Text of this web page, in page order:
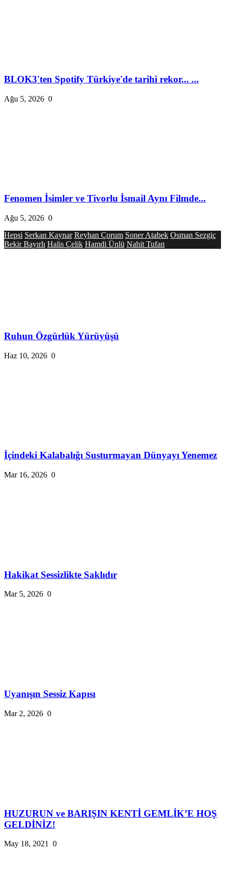
BLOK3'ten Spotify Türkiye'de tarihi rekor... ...
Ağu 5, 2026 0
Fenomen İsimler ve Tivorlu İsmail Aynı Filmde...
Ağu 5, 2026 0
Hepsi Serkan Kaynar Reyhan Çorum Soner Atabek Osman Sezgiç
Bekir Bayırlı Halis Çelik Hamdi Ünlü Nahit Tufan
Ruhun Özgürlük Yürüyüşü
Haz 10, 2026 0
İçindeki Kalabalığı Susturmayan Dünyayı Yenemez
Mar 16, 2026 0
Hakikat Sessizlikte Saklıdır
Mar 5, 2026 0
Uyanışın Sessiz Kapısı
Mar 2, 2026 0
HUZURUN ve BARIŞIN KENTİ GEMLİK’E HOŞ
GELDİNİZ!
May 18, 2021 0